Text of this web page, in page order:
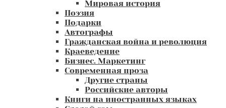
Мировая история
Поэзия
Подарки
Автографы
Гражданская война и революция
Краеведение
Бизнес. Маркетинг
Современная проза
Другие страны
Российские авторы
Книги на иностранных языках